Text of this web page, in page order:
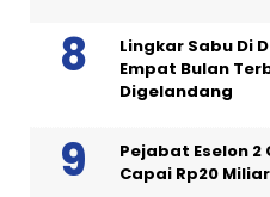
Lingkar Sabu Di
Empat Bulan
Digelandang
Pejabat Eselon
Capai Rp20 Miliar